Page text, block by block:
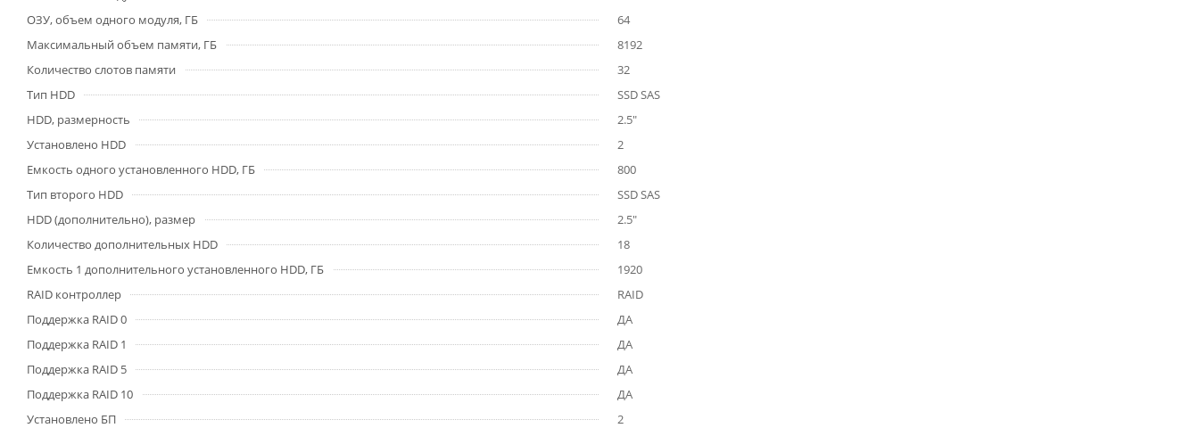
ОЗУ, объем одного модуля, ГБ
64
Максимальный объем памяти, ГБ
8192
Количество слотов памяти
32
Тип HDD
SSD SAS
HDD, размерность
2.5"
Установлено HDD
2
Емкость одного установленного HDD, ГБ
800
Тип второго HDD
SSD SAS
HDD (дополнительно), размер
2.5"
Количество дополнительных HDD
18
Емкость 1 дополнительного установленного HDD, ГБ
1920
RAID контроллер
RAID
Поддержка RAID 0
ДА
Поддержка RAID 1
ДА
Поддержка RAID 5
ДА
Поддержка RAID 10
ДА
Установлено БП
2